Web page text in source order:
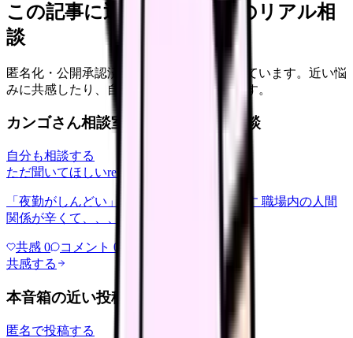
この記事に近い看護師さんのリアル相
談
匿名化・公開承認済みの本音だけを表示しています。近い悩
みに共感したり、自分の状況を投稿できます。
カンゴさん相談室から共有された相談
自分も相談する
ただ聞いてほしいrelationships
「夜勤がしんどい」について相談したいです 職場内の人間
関係が辛くて、、、
共感 0 コメント 0
共感する
本音箱の近い投稿
匿名で投稿する